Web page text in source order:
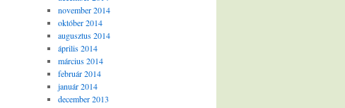
november 2014
október 2014
augusztus 2014
április 2014
március 2014
február 2014
január 2014
december 2013